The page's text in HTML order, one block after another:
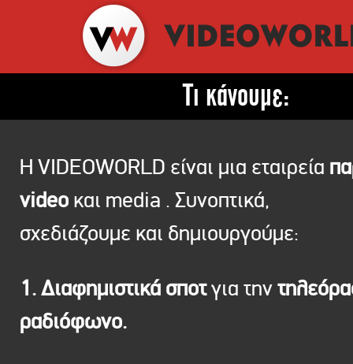
Τι κάνουμε:
Η VIDEOWORLD είναι μια εταιρεία
video και media . Συνοπτικά,
σχεδιάζουμε και δημιουργούμε:
1. Διαφημιστικά σποτγια την
ραδιόφωνο.